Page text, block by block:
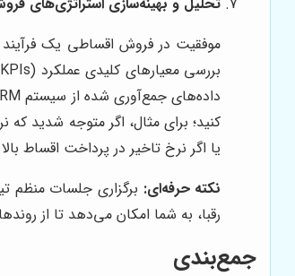
موفقیت در فروش اقساطی یک فرآیند
کنید؛ برای مثال، اگر متوجه شدید
یا اگر نرخ تاخیر در پرداخت اقساط
نکته حرفه‌ای: برگزاری جلسات منظم
رقبا، به شما امکان می‌دهد تا از
جمع‌بندی